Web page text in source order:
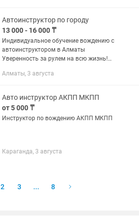
Автоинструктор по городу
13 000 - 16 000 ₸
Индивидуальное обучение вождению с
автоинструктором в Алматы
Уверенность за рулем на всю жизнь!
легко интересно и быстро!
спокойные и...
Алматы, 3 августа
Авто инструктор АКПП МКПП
от 5 000 ₸
Инструктор по вождению АКПП МКПП
Караганда, 3 августа
2 3 ... 8